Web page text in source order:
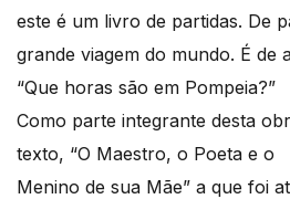
este é um livro de partidas. De
grande viagem do mundo. É de
“Que horas são em Pompeia?”
Como parte integrante desta
texto, “O Maestro, o Poeta e o
Menino de sua Mãe” a que foi